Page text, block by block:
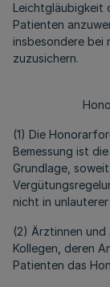
Leichtgläubigkeit
Patienten
insbesondere bei
zuzusichern.
(1) Die
Bemessung ist
Grundlage,
nicht in
(2) Ärztinnen und
Kollegen, deren
Patienten das